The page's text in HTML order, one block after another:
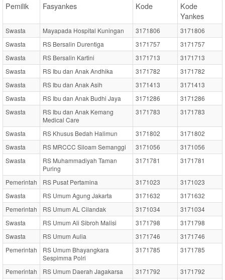
Pemilik Fasyankes Kode
Kode
Yankes
Swasta Mayapada Hospital Kuningan 3171806
3171806
Swasta
RS Bersalin Durentiga 3171757
3171757
Swasta
RS Bersalin Kartini 3171713
3171713
Swasta
RS Ibu dan Anak Andhika 3171782
3171782
Swasta
RS Ibu dan Anak Asih 3171413
3171413
Swasta
RS Ibu dan Anak Budhi Jaya 3171286
3171286
Swasta
RS Ibu dan Anak Kemang
Medical Care
3171783 3171783
Swasta RS Khusus Bedah Halimun 3171802
3171802
Swasta
RS MRCCC Siloam Semanggi 3171056
3171056
Swasta
RS Muhammadiyah Taman
Puring
3171781 3171781
Pemerintah RS Pusat Pertamina 3171023
3171023
Swasta
RS Umum Agung Jakarta 3171632
3171632
Pemerintah
RS Umum AL Cilandak 3171034
3171034
Swasta
RS Umum Ali Sibroh Malisi 3171798
3171798
Swasta
RS Umum Aulia 3171746
3171746
Pemerintah
RS Umum Bhayangkara
Sespimma Polri
3171785 3171785
Pemerintah RS Umum Daerah Jagakarsa 3171792
3171792